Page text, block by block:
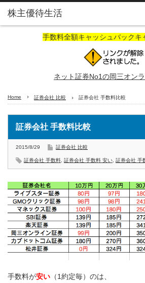
株主優待生活
手数料全額キャッシュバックキ
ネット証券No1の岡三オン
Home 証券会社 比較 証券会社 手数料比較
証券会社 手数料比較
2015/8/29 証券会社 比較
証券会社 手数料 証券会社 手数料 安い 証券会社 手
手数料が安い （1約定毎）のは、